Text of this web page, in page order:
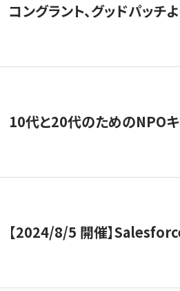
コングラント、グッドパッチ
10代と20代のためのNPO
【2024/8/5 開催】